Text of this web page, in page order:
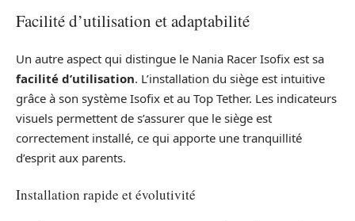
Facilité d’utilisation et adaptabilité
Un autre aspect qui distingue le Nania Racer Isofix est sa
facilité d’utilisation. L’installation du siège est intuitive
grâce à son système Isofix et au Top Tether. Les indicateurs
visuels permettent de s’assurer que le siège est
correctement installé, ce qui apporte une tranquillité
d’esprit aux parents.
Installation rapide et évolutivité